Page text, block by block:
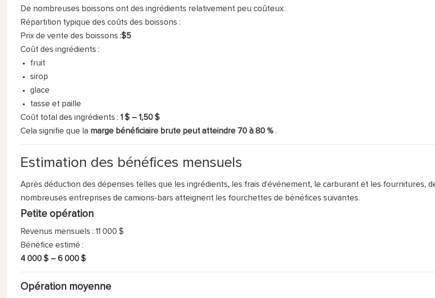
De nombreuses boissons ont des ingrédients relativement peu coûteux.
Répartition typique des coûts des boissons :
Prix ​​de vente des boissons :$5
Coût des ingrédients :
fruit
sirop
glace
tasse et paille
Coût total des ingrédients : 1 $ – 1,50 $
Cela signifie que la marge bénéficiaire brute peut atteindre 70 à 80 %.
Estimation des bénéfices mensuels
Après déduction des dépenses telles que les ingrédients, les frais d'événement, le carburant et les fournitures,
nombreuses entreprises de camions-bars atteignent les fourchettes de bénéfices suivantes.
Petite opération
Revenus mensuels : 11 000 $
Bénéfice estimé :
4 000 $ – 6 000 $
Opération moyenne